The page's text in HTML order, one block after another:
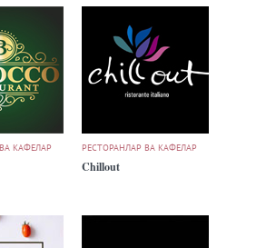
КАФЕЛАР РЕСТОРАНЛАР ВА КАФЕЛАР
Chillout